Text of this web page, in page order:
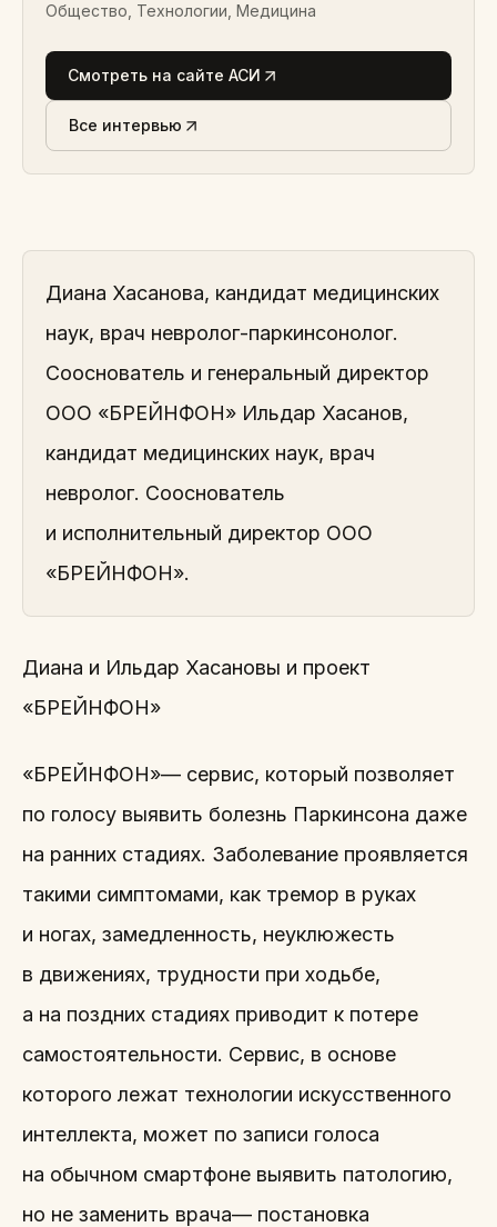
Общество, Технологии, Медицина
Смотреть на сайте АСИ
Все интервью
Диана Хасанова, кандидат медицинских
наук, врач невролог-паркинсонолог.
Сооснователь и генеральный директор
ООО «БРЕЙНФОН» Ильдар Хасанов,
кандидат медицинских наук, врач
невролог. Сооснователь
и исполнительный директор ООО
«БРЕЙНФОН».
Диана и Ильдар Хасановы и проект
«БРЕЙНФОН»
«БРЕЙНФОН»— сервис, который позволяет
по голосу выявить болезнь Паркинсона даже
на ранних стадиях. Заболевание проявляется
такими симптомами, как тремор в руках
и ногах, замедленность, неуклюжесть
в движениях, трудности при ходьбе,
а на поздних стадиях приводит к потере
самостоятельности. Сервис, в основе
которого лежат технологии искусственного
интеллекта, может по записи голоса
на обычном смартфоне выявить патологию,
но не заменить врача— постановка